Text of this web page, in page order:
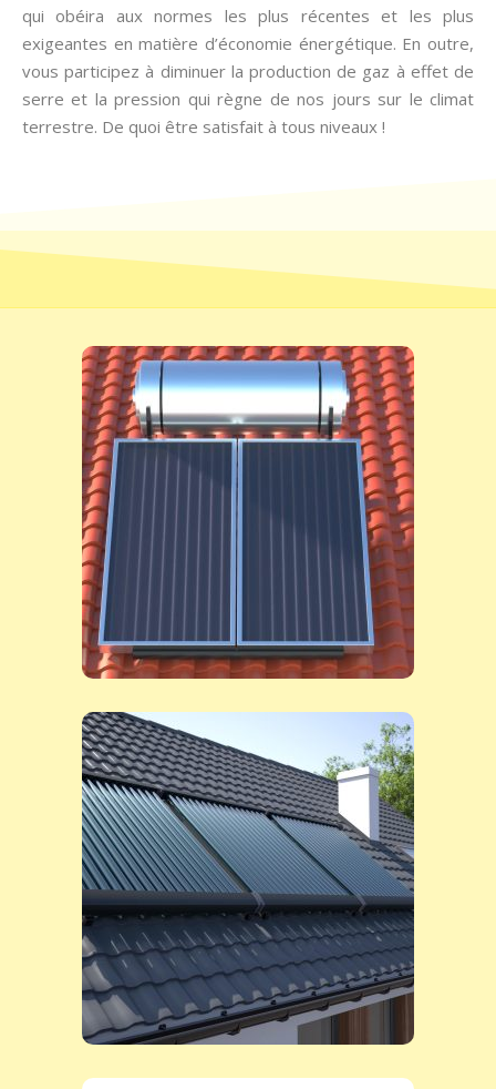
qui obéira aux normes les plus récentes et les plus
exigeantes en matière d’économie énergétique. En outre,
vous participez à diminuer la production de gaz à effet de
serre et la pression qui règne de nos jours sur le climat
terrestre. De quoi être satisfait à tous niveaux !